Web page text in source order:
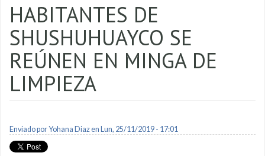
HABITANTES DE
SHUSHUHUAYCO SE
REÚNEN EN MINGA DE
LIMPIEZA
Enviado porYohana Diazen Lun, 25/11/2019 - 17:01